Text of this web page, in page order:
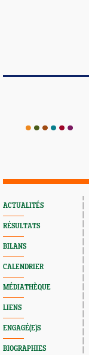
ACTUALITÉS
RÉSULTATS
BILANS
CALENDRIER
MÉDIATHÈQUE
LIENS
ENGAGÉ(E)S
BIOGRAPHIES